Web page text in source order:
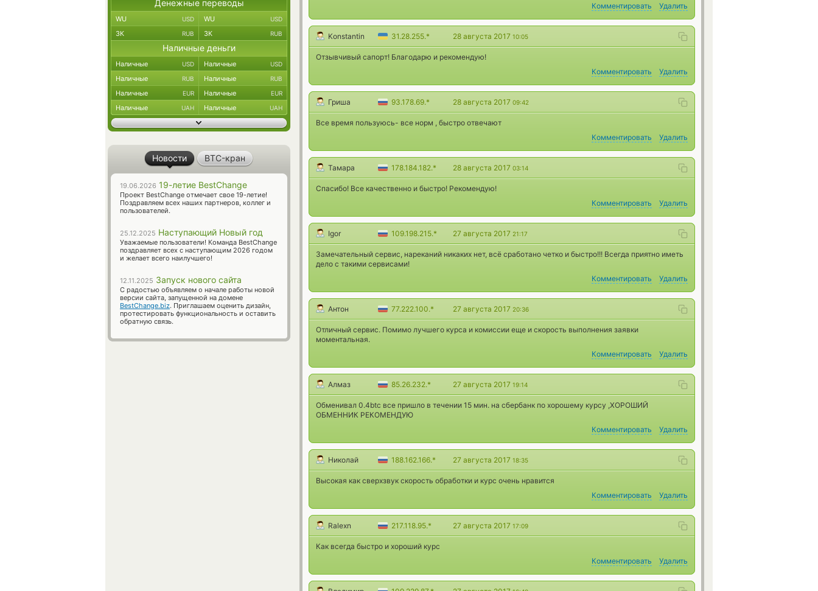
Комментировать
Удалить
Konstantin 31.28.255.* 28 августа 2017 10:05
Отзывчивый сапорт! Благодарю и рекомендую!
Комментировать
Удалить
Гриша 93.178.69.* 28 августа 2017 09:42
Все время пользуюсь- все норм , быстро отвечают
Комментировать
Удалить
Тамара 178.184.182.* 28 августа 2017 03:14
Спасибо! Все качественно и быстро! Рекомендую!
Комментировать
Удалить
Igor 109.198.215.* 27 августа 2017 21:17
Замечательный сервис, нареканий никаких нет, всё сработано четко и быстро!!! Всегда приятно иметь
дело с такими сервисами!
Комментировать
Удалить
Антон 77.222.100.* 27 августа 2017 20:36
Отличный сервис. Помимо лучшего курса и комиссии еще и скорость выполнения заявки
моментальная.
Комментировать
Удалить
Алмаз 85.26.232.* 27 августа 2017 19:14
Обменивал 0.4btc все пришло в течении 15 мин. на сбербанк по хорошему курсу ,ХОРОШИЙ
ОБМЕННИК РЕКОМЕНДУЮ
Комментировать
Удалить
Николай 188.162.166.* 27 августа 2017 18:35
Высокая как сверхзвук скорость обработки и курс очень нравится
Комментировать
Удалить
Ralexn 217.118.95.* 27 августа 2017 17:09
Как всегда быстро и хороший курс
Комментировать
Удалить
Денежные переводы
WU USD WU USD
ЗК RUB ЗК RUB
Наличные деньги
Наличные USD Наличные USD
Наличные RUB Наличные RUB
Наличные EUR Наличные EUR
Наличные UAH Наличные UAH
Новости BTC-кран
19.06.2026 19-летие BestChange
Проект BestChange отмечает свое 19-летие!
Поздравляем всех наших партнеров, коллег и
пользователей.
25.12.2025 Наступающий Новый год
Уважаемые пользователи! Команда BestChange
поздравляет всех с наступающим 2026 годом
и желает всего наилучшего!
12.11.2025 Запуск нового сайта
С радостью объявляем о начале работы новой
версии сайта, запущенной на домене
BestChange.biz. Приглашаем оценить дизайн,
протестировать функциональность и оставить
обратную связь.